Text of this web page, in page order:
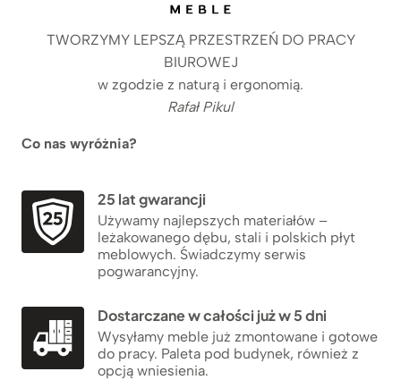
TWORZYMY LEPSZĄ PRZESTRZEŃ DO PRACY
BIUROWEJ
w zgodzie z naturą i ergonomią.
Rafał Pikul
Co nas wyróżnia?
25 lat gwarancji
Używamy najlepszych materiałów –
leżakowanego dębu, stali i polskich płyt
meblowych. Świadczymy serwis
pogwarancyjny.
Dostarczane w całości już w 5 dni
Wysyłamy meble już zmontowane i gotowe
do pracy. Paleta pod budynek, również z
opcją wniesienia.